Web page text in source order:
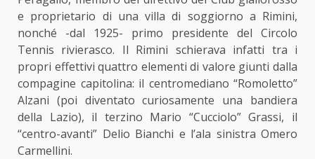
e proprietario di una villa di soggiorno a Rimini,
nonché -dal 1925- primo presidente del Circolo
Tennis rivierasco. Il Rimini schierava infatti tra i
propri effettivi quattro elementi di valore giunti dalla
compagine capitolina: il centromediano “Romoletto”
Alzani (poi diventato curiosamente una bandiera
della Lazio), il terzino Mario “Cucciolo” Grassi, il
“centro-avanti” Delio Bianchi e l’ala sinistra Omero
Carmellini.